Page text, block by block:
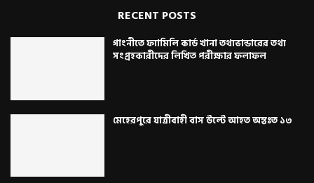
RECENT POSTS
গাংনীতে ফ্যামিলি কার্ড খানা তথ্যভান্ডারের তথ্য
সংগ্রহকারীদের লিখিত পরীক্ষার ফলাফল
মেহেরপুরে যাত্রীবাহী বাস উল্টে আহত অন্তঃত ১৩